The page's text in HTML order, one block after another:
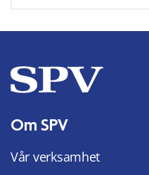
Om SPV
Vår verksamhet